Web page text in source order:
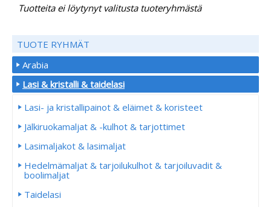
Tuotteita ei löytynyt valitusta tuoteryhmästä
TUOTE RYHMÄT
Arabia
Lasi & kristalli & taidelasi
Lasi- ja kristallipainot & eläimet & koristeet
Jälkiruokamaljat & -kulhot & tarjottimet
Lasimaljakot & lasimaljat
Hedelmämaljat & tarjoilukulhot & tarjoiluvadit &
boolimaljat
Taidelasi